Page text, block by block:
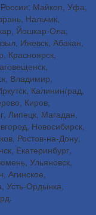
Майкоп, Уфа,
Нальчик,
Йошкар-Ола,
Ижевск, Абакан,
Красноярск,
Владимир,
Калининград,
Киров,
Липецк, Магадан,
Новосибирск,
Ростов-на-Дону,
Екатеринбург,
Ульяновск,
Агинское,
Усть-Ордынка,